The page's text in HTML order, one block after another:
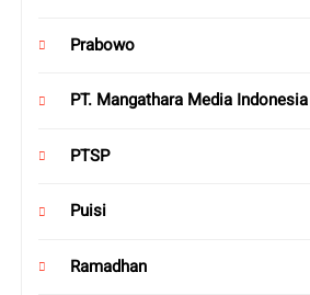
Prabowo
PT. Mangathara Media Indonesia
PTSP
Puisi
Ramadhan